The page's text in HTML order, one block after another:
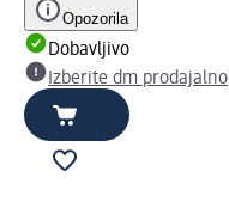
Opozorila
Dobavljivo
Izberite dm prodajalno